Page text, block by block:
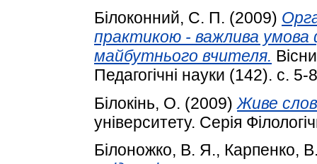
Білоконний, С. П. (2009)
практикою - важлива умова
майбутнього вчителя.
Педагогічні науки (142). с. 5-
Білокінь, О. (2009) Живе
університету. Серія
Білоножко, В. Я., Карпенко,